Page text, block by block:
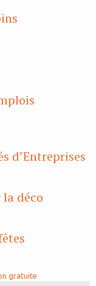
d’Entreprises
déco
gratuite